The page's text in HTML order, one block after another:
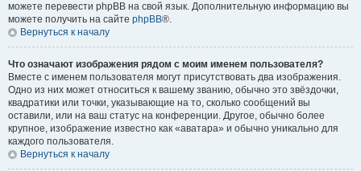
можете перевести phpBB на свой язык. Дополнительную информацию вы
можете получить на сайте phpBB®.
Вернуться к началу
Что означают изображения рядом с моим именем пользователя?
Вместе с именем пользователя могут присутствовать два изображения.
Одно из них может относиться к вашему званию, обычно это звёздочки,
квадратики или точки, указывающие на то, сколько сообщений вы
оставили, или на ваш статус на конференции. Другое, обычно более
крупное, изображение известно как «аватара» и обычно уникально для
каждого пользователя.
Вернуться к началу